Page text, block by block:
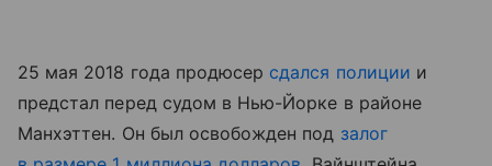
25 мая 2018 года продюсер сдался полиции и
предстал перед судом в Нью-Йорке в районе
Манхэттен. Он был освобожден под залог